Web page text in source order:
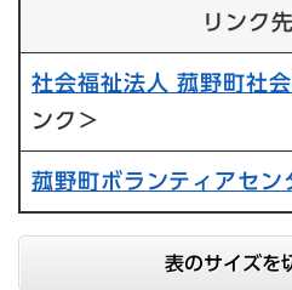
リンク
社会福祉法人 菰野町社
ンク＞
菰野町ボランティアセン
表のサイズを